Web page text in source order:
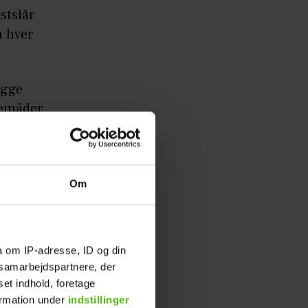
Om
om IP-adresse, ID og din
der
indhold, foretage
under indstillinger
hver
har
for